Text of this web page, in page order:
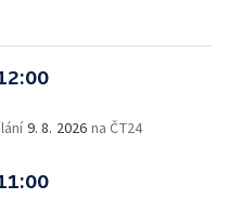
9. 8. 2026 na ČT24